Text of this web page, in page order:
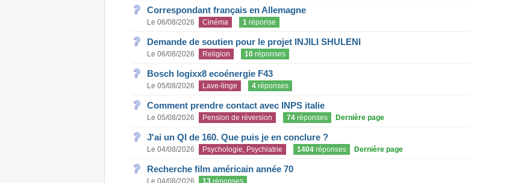
Correspondant français en Allemagne
Le 06/08/2026 Cinéma 1réponse
Demande de soutien pour le projet INJILI SHULENI
Le 06/08/2026 Religion 10réponses
Bosch logixx8 ecoénergie F43
Le 05/08/2026 Lave-linge 4réponses
Comment prendre contact avec INPS italie
Le 05/08/2026 Pension de réversion 74réponses Dernière page
J'ai un QI de 160. Que puis je en conclure ?
Le 04/08/2026 Psychologie, Psychiatrie 1404réponses Dernière page
Recherche film américain année 70
Le 04/08/2026 13réponses